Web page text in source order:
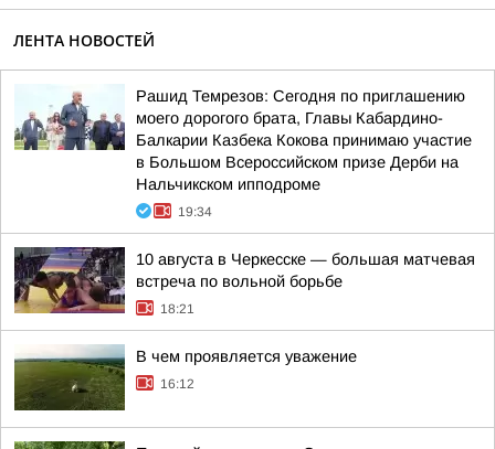
ЛЕНТА НОВОСТЕЙ
Рашид Темрезов: Сегодня по приглашению
моего дорогого брата, Главы Кабардино-
Балкарии Казбека Кокова принимаю участие
в Большом Всероссийском призе Дерби на
Нальчикском ипподроме
19:34
10 августа в Черкесске — большая матчевая
встреча по вольной борьбе
18:21
В чем проявляется уважение
16:12